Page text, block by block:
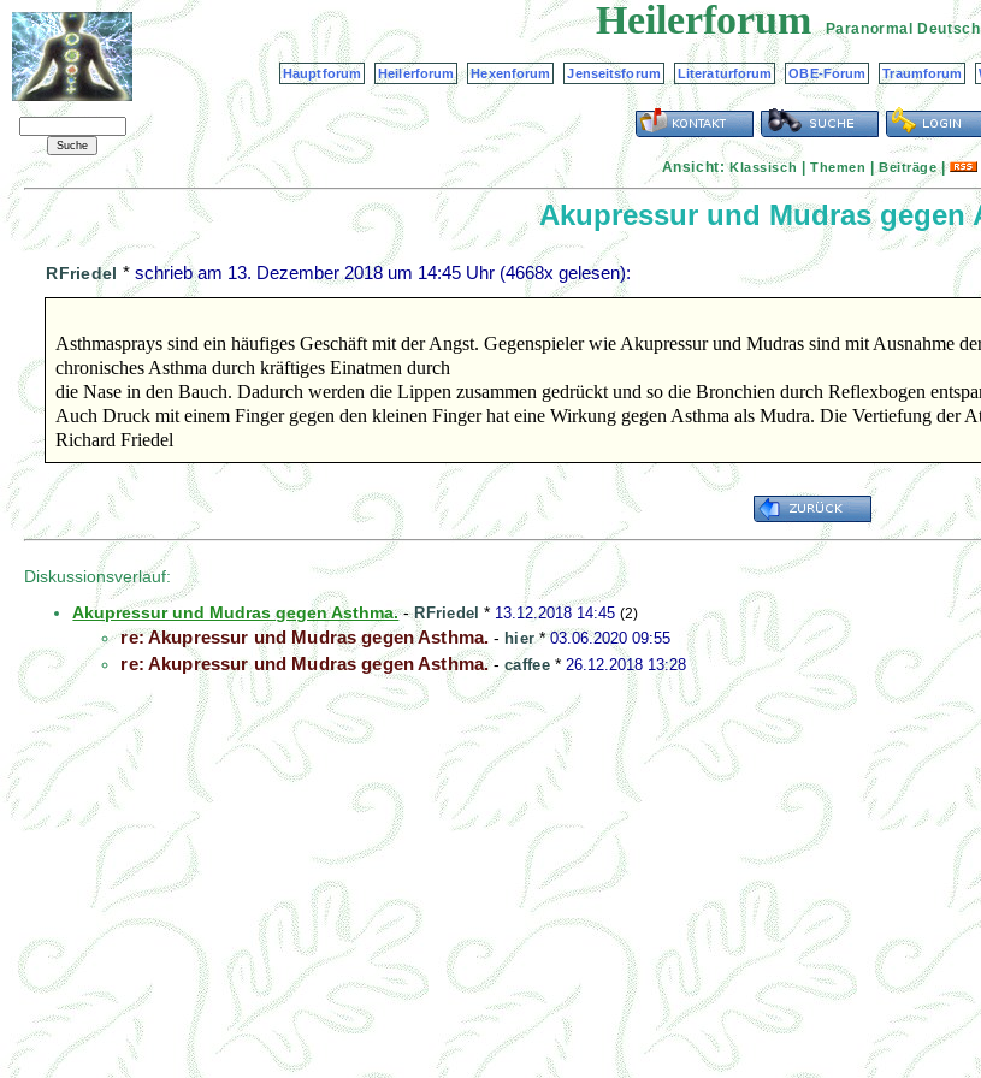
Heilerforum Paranormal
Hauptforum Heilerforum Hexenforum Jenseitsforum Literaturforum OBE-Forum Traumforum
Ansicht:Klassisch Themen |Beiträge|
Akupressur und Mudras gegen
RFriedel * schrieb am 13. Dezember 2018 um 14:45 Uhr(4668x gelesen):
Asthmasprays sind ein häufiges Geschäft mit der Angst. Gegenspieler wie Akupressur und Mudras sind mit Ausnahme
chronisches Asthma durch kräftiges Einatmen durch
die Nase in den Bauch. Dadurch werden die Lippen zusammen gedrückt und so die Bronchien durch Reflexbogen
Auch Druck mit einem Finger gegen den kleinen Finger hat eine Wirkung gegen Asthma als Mudra. Die Vertiefung der
Richard Friedel
Diskussionsverlauf:
Akupressur und Mudras gegen Asthma.-RFriedel * 13.12.2018 14:45 (2)
re: Akupressur und Mudras gegen Asthma. - hier*03.06.2020 09:55
re: Akupressur und Mudras gegen Asthma.-caffee* 26.12.2018 13:28